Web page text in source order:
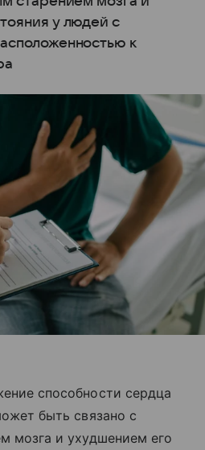
у людей с
к
способности сердца
быть связано с
мозга и ухудшением его